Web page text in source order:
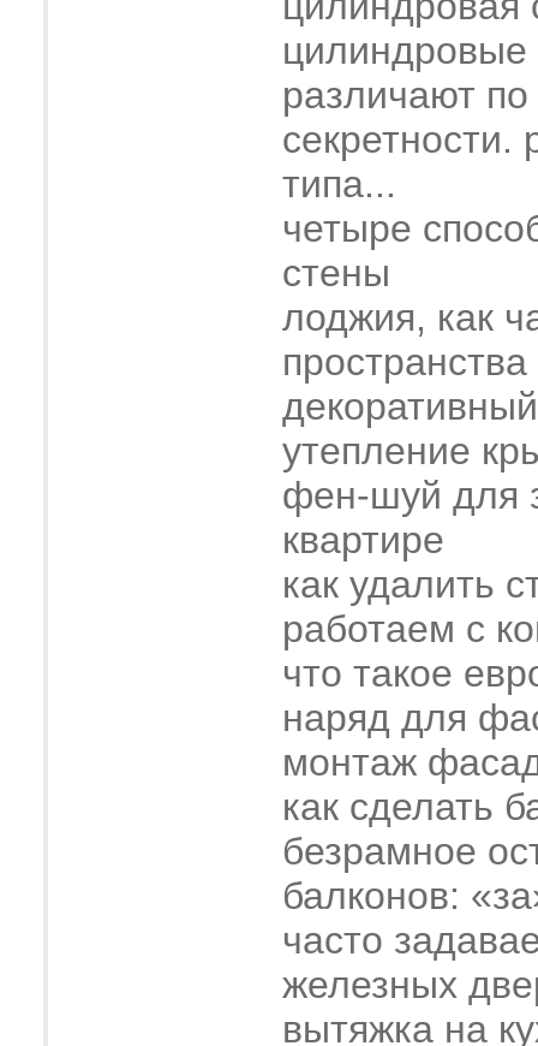
различают по
секретности.
типа...
четыре
стены
лоджия, как
пространства
утепление
фен-шуй для
квартире
как удалить
работаем с
что такое
наряд для
монтаж
как сделать
безрамное
балконов:
часто
железных
вытяжка на